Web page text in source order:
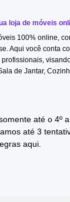
loja de móveis
100% online,
Aqui você conta
de Jantar,
até o 4º
até 3
aqui.